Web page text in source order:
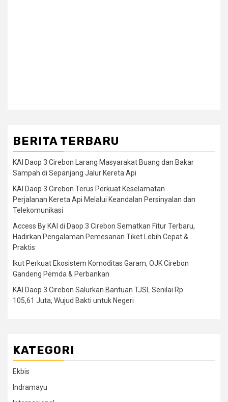
BERITA TERBARU
KAI Daop 3 Cirebon Larang Masyarakat Buang dan Bakar
Sampah di Sepanjang Jalur Kereta Api
KAI Daop 3 Cirebon Terus Perkuat Keselamatan
Perjalanan Kereta Api Melalui Keandalan Persinyalan dan
Telekomunikasi
Access By KAI di Daop 3 Cirebon Sematkan Fitur Terbaru,
Hadirkan Pengalaman Pemesanan Tiket Lebih Cepat &
Praktis
Ikut Perkuat Ekosistem Komoditas Garam, OJK Cirebon
Gandeng Pemda & Perbankan
KAI Daop 3 Cirebon Salurkan Bantuan TJSL Senilai Rp
105,61 Juta, Wujud Bakti untuk Negeri
KATEGORI
Ekbis
Indramayu